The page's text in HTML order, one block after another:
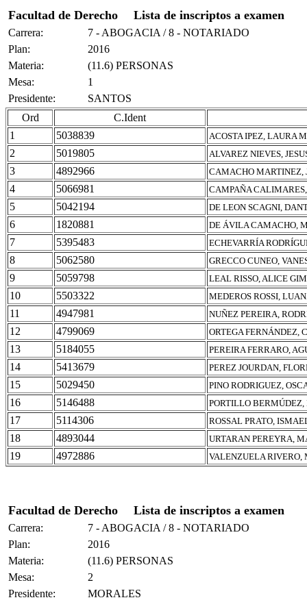
Facultad de Derecho Lista de inscriptos a examen
Carrera:
7 - ABOGACIA / 8 - NOTARIADO
Plan:
2016
Materia:
(11.6) PERSONAS
Mesa:
1
Presidente:
SANTOS
Ord
C.Ident
1
5038839 ACOSTA IPEZ, LAURA
2 5019805 ALVAREZ NIEVES,
3 4892966 CAMACHO MARTINEZ,
4 5066981 CAMPAÑA
5 5042194 DE LEON SCAGNI,
6 1820881 DE ÁVILA CAMACHO,
7 5395483 ECHEVARRÍA
8 5062580 GRECCO CUNEO,
9 5059798 LEAL RISSO, ALICE
10 5503322 MEDEROS ROSSI,
11 4947981 NUÑEZ PEREIRA,
12 4799069 ORTEGA FERNÁNDEZ,
13 5184055 PEREIRA FERRARO,
14 5413679 PEREZ JOURDAN,
15 5029450 PINO RODRIGUEZ,
16 5146488 PORTILLO BERMÚDEZ,
17 5114306 ROSSAL PRATO,
18 4893044 URTARAN PEREYRA,
19 4972886 VALENZUELA RIVERO,
Facultad de Derecho Lista de inscriptos a examen
Carrera:
7 - ABOGACIA / 8 - NOTARIADO
Plan:
2016
Materia:
(11.6) PERSONAS
Mesa:
2
Presidente:
MORALES